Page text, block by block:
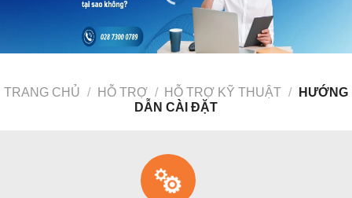
TRANG CHỦ / HỖ TRỢ / HỖ TRỢ KỸ THUẬT /
HƯỚNG
DẪN CÀI ĐẶT